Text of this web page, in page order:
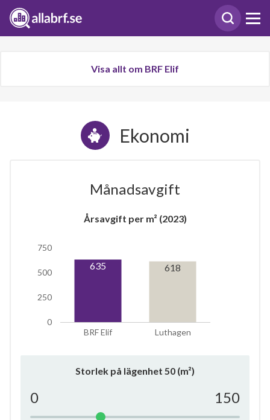
Visa allt om BRF Elif
Ekonomi
Månadsavgift
Årsavgift per m² (2023)
BRF Elif Luthagen
0
250
500
750
635 618
Storlek på lägenhet 50 (m²)
0 150